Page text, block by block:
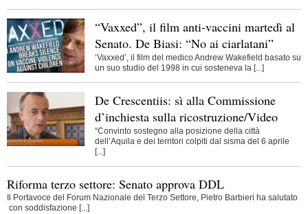
“Vaxxed”, il film anti-vaccini martedì al
Senato. De Biasi: “No ai ciarlatani”
‘Vaxxed’, il film del medico Andrew Wakefield basato su
un suo studio del 1998 in cui sosteneva la [...]
De Crescentiis: sì alla Commissione
d’inchiesta sulla ricostruzione/Video
“Convinto sostegno alla posizione della città
dell’Aquila e dei territori colpiti dal sisma del 6 aprile
[...]
Riforma terzo settore: Senato approva DDL
Il Portavoce del Forum Nazionale del Terzo Settore, Pietro Barbieri ha salutato
con soddisfazione [...]